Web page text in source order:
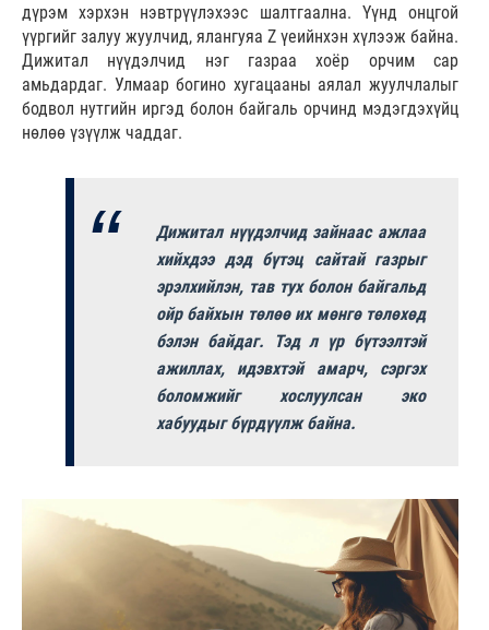
дүрэм хэрхэн нэвтрүүлэхээс шалтгаална. Үүнд онцгой
үүргийг залуу жуулчид, ялангуяа Z үеийнхэн хүлээж байна.
Дижитал нүүдэлчид нэг газраа хоёр орчим сар
амьдардаг. Улмаар богино хугацааны аялал жуулчлалыг
бодвол нутгийн иргэд болон байгаль орчинд мэдэгдэхүйц
нөлөө үзүүлж чаддаг.
Дижитал нүүдэлчид зайнаас ажлаа
хийхдээ дэд бүтэц сайтай газрыг
эрэлхийлэн, тав тух болон байгальд
ойр байхын төлөө их мөнгө төлөхөд
бэлэн байдаг. Тэд л үр бүтээлтэй
ажиллах, идэвхтэй амарч, сэргэх
боломжийг хослуулсан эко
хабуудыг бүрдүүлж байна.